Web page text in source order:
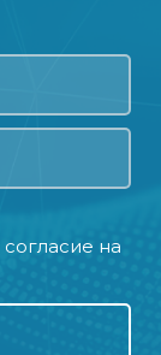
согласие на